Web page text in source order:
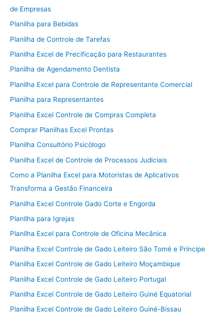
de Empresas
Planilha para Bebidas
Planilha de Controle de Tarefas
Planilha Excel de Precificação para Restaurantes
Planilha de Agendamento Dentista
Planilha Excel para Controle de Representante Comercial
Planilha para Representantes
Planilha Excel Controle de Compras Completa
Comprar Planilhas Excel Prontas
Planilha Consultório Psicólogo
Planilha Excel de Controle de Processos Judiciais
Como a Planilha Excel para Motoristas de Aplicativos
Transforma a Gestão Financeira
Planilha Excel Controle Gado Corte e Engorda
Planilha para Igrejas
Planilha Excel para Controle de Oficina Mecânica
Planilha Excel Controle de Gado Leiteiro São Tomé e Príncipe
Planilha Excel Controle de Gado Leiteiro Moçambique
Planilha Excel Controle de Gado Leiteiro Portugal
Planilha Excel Controle de Gado Leiteiro Guiné Equatorial
Planilha Excel Controle de Gado Leiteiro Guiné-Bissau